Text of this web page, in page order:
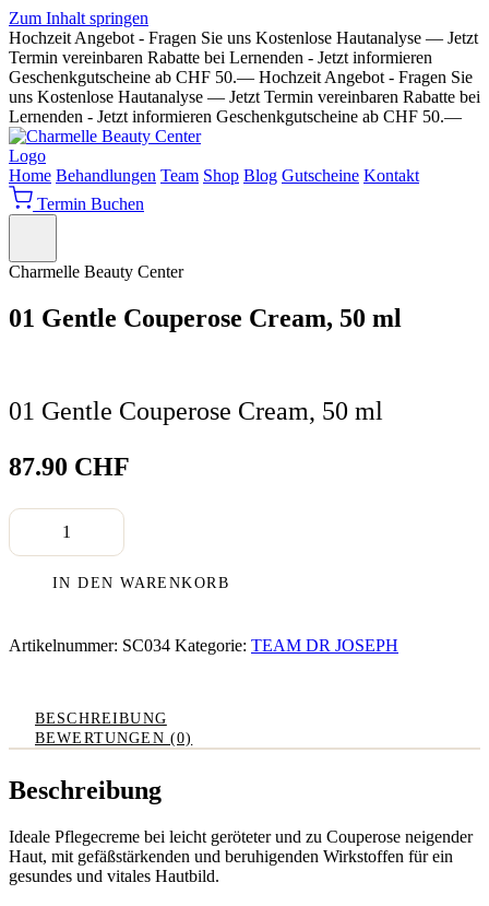
Zum Inhalt springen
Hochzeit Angebot - Fragen Sie uns Kostenlose Hautanalyse — Jetzt
Termin vereinbaren Rabatte bei Lernenden - Jetzt informieren
Geschenkgutscheine ab CHF 50.— Hochzeit Angebot - Fragen Sie
uns Kostenlose Hautanalyse — Jetzt Termin vereinbaren Rabatte bei
Lernenden - Jetzt informieren Geschenkgutscheine ab CHF 50.—
Home Behandlungen Team Shop Blog Gutscheine Kontakt
Termin Buchen
Charmelle Beauty Center
01 Gentle Couperose Cream, 50 ml
01 Gentle Couperose Cream, 50 ml
87.90 CHF
01
Couperose
Cream,IN DEN WARENKORB
Artikelnummer: SC034 Kategorie: TEAM DR JOSEPH
BESCHREIBUNG
BEWERTUNGEN (0)
Beschreibung
Ideale Pflegecreme bei leicht geröteter und zu Couperose neigender
Haut, mit gefäßstärkenden und beruhigenden Wirkstoffen für ein
gesundes und vitales Hautbild.